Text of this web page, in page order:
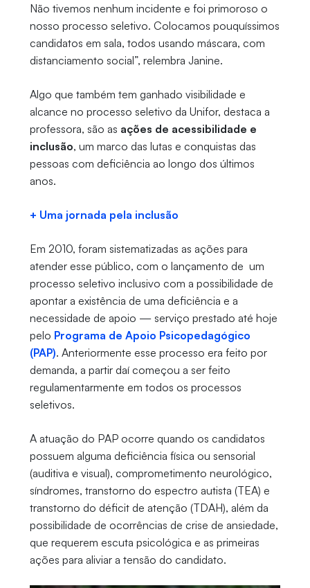
Não tivemos nenhum incidente e foi primoroso o
nosso processo seletivo. Colocamos pouquíssimos
candidatos em sala, todos usando máscara, com
distanciamento social”, relembra Janine.
Algo que também tem ganhado visibilidade e
alcance no processo seletivo da Unifor, destaca a
professora, são as ações de acessibilidade e
inclusão, um marco das lutas e conquistas das
pessoas com deficiência ao longo dos últimos
anos.
+ Uma jornada pela inclusão
Em 2010, foram sistematizadas as ações para
atender esse público, com o lançamento de um
processo seletivo inclusivo com a possibilidade de
apontar a existência de uma deficiência e a
necessidade de apoio — serviço prestado até hoje
pelo Programa de Apoio Psicopedagógico
(PAP). Anteriormente esse processo era feito por
demanda, a partir daí começou a ser feito
regulamentarmente em todos os processos
seletivos.
A atuação do PAP ocorre quando os candidatos
possuem alguma deficiência física ou sensorial
(auditiva e visual), comprometimento neurológico,
síndromes, transtorno do espectro autista (TEA) e
transtorno do déficit de atenção (TDAH), além da
possibilidade de ocorrências de crise de ansiedade,
que requerem escuta psicológica e as primeiras
ações para aliviar a tensão do candidato.